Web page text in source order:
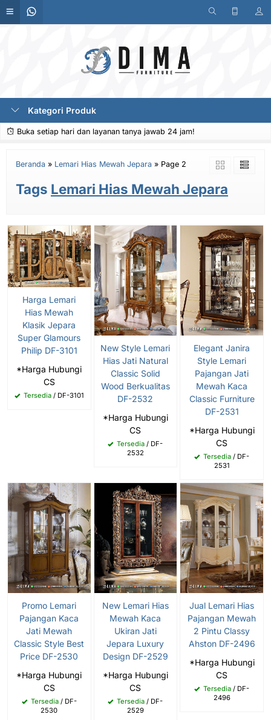
Kategori Produk
Buka setiap hari dan layanan tanya jawab 24 jam!
Beranda » Lemari Hias Mewah Jepara » Page 2
Tags Lemari Hias Mewah Jepara
Harga Lemari
Hias Mewah
Klasik Jepara
Super Glamours
Philip DF-3101
*Harga Hubungi
CS
Tersedia/ DF-3101
New Style Lemari
Hias Jati Natural
Classic Solid
Wood Berkualitas
DF-2532
*Harga Hubungi
CS
Tersedia / DF-
2532
Elegant Janira
Style Lemari
Pajangan Jati
Mewah Kaca
Classic Furniture
DF-2531
*Harga Hubungi
CS
Tersedia / DF-
2531
Promo Lemari
Pajangan Kaca
Jati Mewah
Classic Style Best
Price DF-2530
*Harga Hubungi
CS
Tersedia/ DF-
2530
New Lemari Hias
Mewah Kaca
Ukiran Jati
Jepara Luxury
Design DF-2529
*Harga Hubungi
CS
Tersedia / DF-
2529
Jual Lemari Hias
Pajangan Mewah
2 Pintu Classy
Ahston DF-2496
*Harga Hubungi
CS
Tersedia / DF-
2496